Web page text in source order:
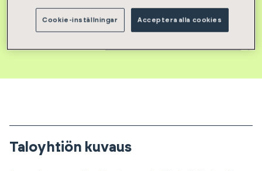
Taloyhtiön kuvaus
Cookie-inställningar Acceptera alla cookies